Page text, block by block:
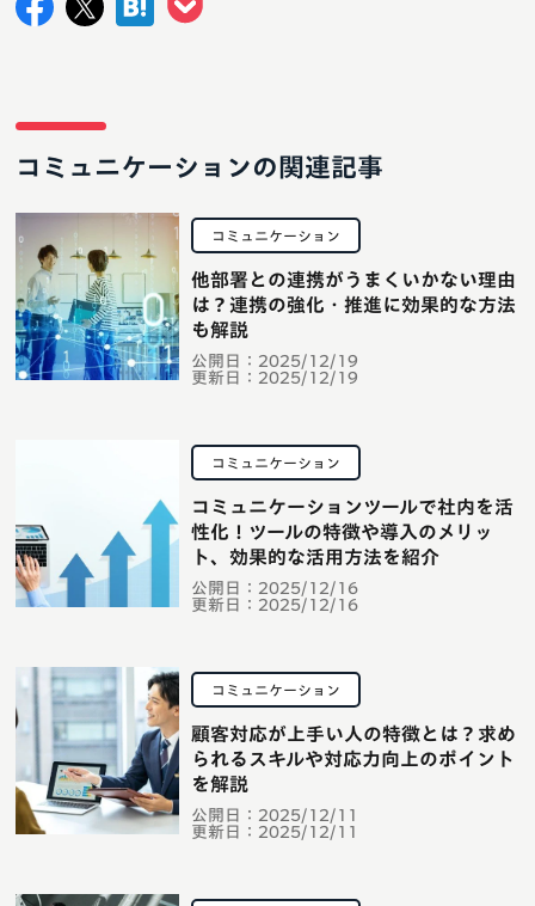
コミュニケーションの関連記事
コミュニケーション
公開日： 2025/12/19
更新日： 2025/12/19
他部署との連携がうまくいかない理由
は？連携の強化・推進に効果的な方法
も解説
コミュニケーション
公開日： 2025/12/16
更新日： 2025/12/16
コミュニケーションツールで社内を活
性化！ツールの特徴や導入のメリッ
ト、効果的な活用方法を紹介
コミュニケーション
公開日： 2025/12/11
更新日： 2025/12/11
顧客対応が上手い人の特徴とは？求め
られるスキルや対応力向上のポイント
を解説